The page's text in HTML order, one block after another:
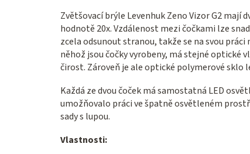
Zvětšovací brýle Levenhuk Zeno Vizor G2 mají
hodnotě 20x. Vzdálenost mezi čočkami lze
zcela odsunout stranou, takže se na svou
něhož jsou čočky vyrobeny, má stejné
čirost. Zároveň je ale optické polymerové sklo
Každá ze dvou čoček má samostatná LED
umožňovalo práci ve špatně osvětleném
sady s lupou.
Vlastnosti: